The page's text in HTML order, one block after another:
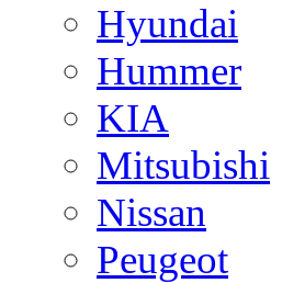
Hyundai
Hummer
KIA
Mitsubishi
Nissan
Peugeot